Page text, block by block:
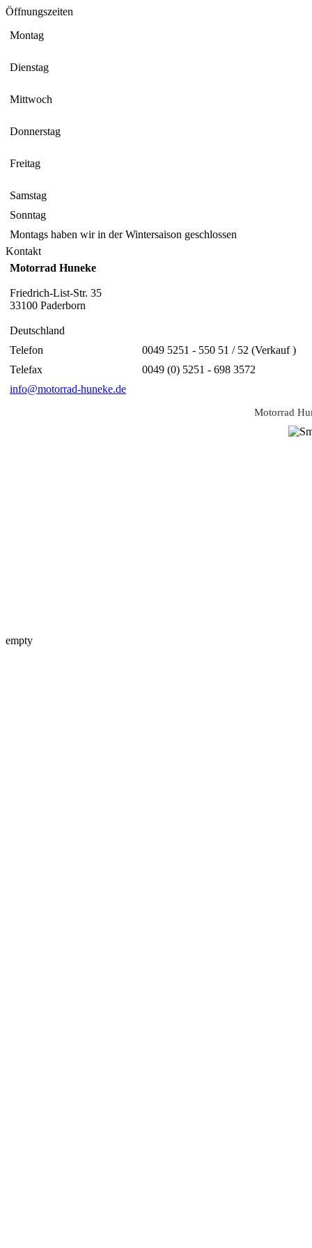
Öffnungszeiten
Montag
Dienstag
Mittwoch
Donnerstag
Freitag
Samstag
Sonntag
Montags haben wir in der Wintersaison geschlossen
Kontakt
Motorrad Huneke
Friedrich-List-Str. 35
33100 Paderborn
Deutschland
Telefon
0049 5251 - 550 51 / 52 (Verkauf )
Telefax
0049 (0) 5251 - 698 3572
info@motorrad-huneke.de
Motorrad
empty